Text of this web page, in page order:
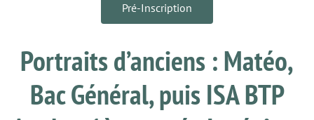
Pré-Inscription
Portraits d’anciens : Matéo,
Bac Général, puis ISA BTP